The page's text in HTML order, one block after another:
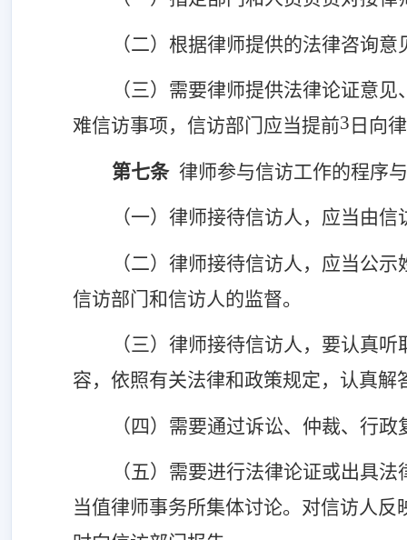
（二） 根据律师提供的法律咨询
（三） 需要律师提供法律论证意见
难信访事项， 信访部门应当提前3 日向
第七条 律师参与信访工作的程序
（一） 律师接待信访人 ， 应当由信
（二） 律师接待信访人， 应当公示
信访部门和信访 人的监督。
（三） 律师接待信访人 ，要认真听
容，依照有关法律和政策规定，认真解
（四） 需要通过诉讼、仲裁、行政
（五） 需要进行法律论证或出具法
当值律师事务所集体讨论。 对信访 人 反